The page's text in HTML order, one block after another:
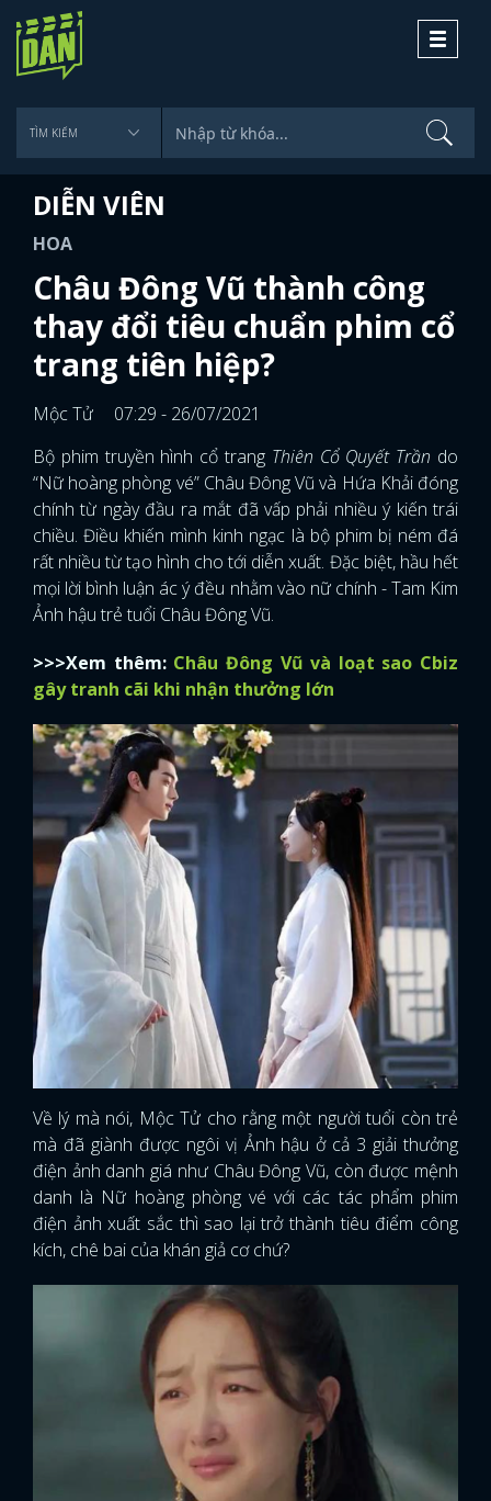
Toggle
DIỄN VIÊN
HOA
Châu Đông Vũ thành công
thay đổi tiêu chuẩn phim cổ
trang tiên hiệp?
Mộc Tử
07:29 - 26/07/2021
Bộ phim truyền hình cổ trang Thiên Cổ Quyết Trần do
“Nữ hoàng phòng vé” Châu Đông Vũ và Hứa Khải đóng
chính từ ngày đầu ra mắt đã vấp phải nhiều ý kiến trái
chiều. Điều khiến mình kinh ngạc là bộ phim bị ném đá
rất nhiều từ tạo hình cho tới diễn xuất. Đặc biệt, hầu hết
mọi lời bình luận ác ý đều nhằm vào nữ chính - Tam Kim
Ảnh hậu trẻ tuổi Châu Đông Vũ.
>>>Xem thêm: Châu Đông Vũ và loạt sao Cbiz
gây tranh cãi khi nhận thưởng lớn
Về lý mà nói, Mộc Tử cho rằng một người tuổi còn trẻ
mà đã giành được ngôi vị Ảnh hậu ở cả 3 giải thưởng
điện ảnh danh giá như Châu Đông Vũ, còn được mệnh
danh là Nữ hoàng phòng vé với các tác phẩm phim
điện ảnh xuất sắc thì sao lại trở thành tiêu điểm công
kích, chê bai của khán giả cơ chứ?